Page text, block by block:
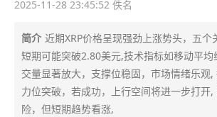
2025-11-28 23:45:52 佚名
简介 近期XRP价格呈现强劲上涨势头，五个
短期可能突破2.80美元,技术指标如移动平
交量显著放大，支撑位稳固，市场情绪乐观
力位突破，若成功，上行空间将进一步打开
险，但短期趋势看涨,